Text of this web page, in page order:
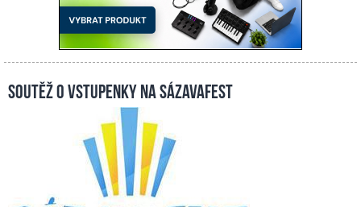
Soutěž o vstupenky na Sázavafest